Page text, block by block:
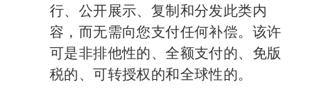
行、公开展示、复制和分发此类内
容，而无需向您支付任何补偿。该许
可是非排他性的、全额支付的、免版
税的、可转授权的和全球性的。